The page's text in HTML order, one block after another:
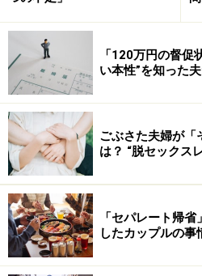
の思考の違いを理解すれば、
らすことができるはず！
リンク： 「夫婦の会話」はなぜすれ違うの？―そ
執筆ガイド 大美賀 直子
言わなくてもわかる、
ないと心得る
「120万円の督促
い本性”を知った
ごぶさた夫婦が「
は？ “脱セックス
「セパレート帰
したカップルの事